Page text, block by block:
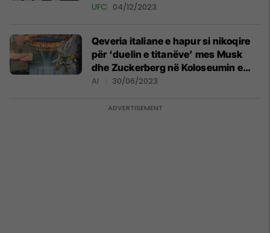
kritika të ashpra për
UFC 04/12/2023
Qeveria italiane e hapur si nikoqire
për ‘duelin e titanëve’ mes Musk
dhe Zuckerberg në Koloseumin e
Romës
AI 30/06/2023